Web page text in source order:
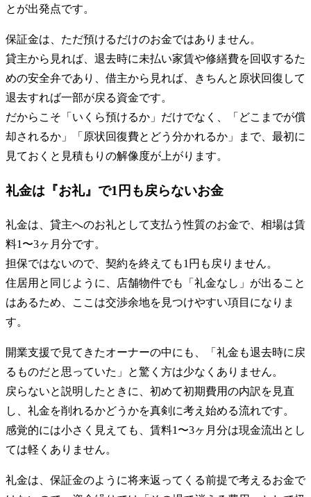
とが出発点です。
保証金は、ただ預けるだけのお金ではありません。
貸主から見れば、退去時に未払い家賃や修繕費を回収するた
めの安全弁であり、借主から見れば、きちんと原状回復して
退去すれば一部が戻る資金です。
だからこそ「いくら預けるか」だけでなく、「どこまでが償
却されるか」「原状回復費とどう分かれるか」まで、最初に
見ておくと見積もりの解像度が上がります。
礼金は『お礼』で1円も戻らないお金
礼金は、貸主へのお礼として支払う性質のお金で、相場は賃
料1〜3ヶ月分です。
担保ではないので、契約を終えても1円も戻りません。
住居用と同じように、店舗物件でも「礼金なし」が出ること
はあるため、ここは交渉余地を見つけやすい項目になりま
す。
開業支援で見てきたオーナーの中にも、「礼金も退去時に戻
るものだと思っていた」と驚く方は少なくありません。
戻らないと説明したときに、初めて初期費用の内訳を見直
し、礼金を削れるかどうかを真剣に考え始める流れです。
感覚的には小さく見えても、賃料1〜3ヶ月分は現金流出とし
ては軽くありません。
礼金は、保証金のように将来返ってくる前提で考えるお金で